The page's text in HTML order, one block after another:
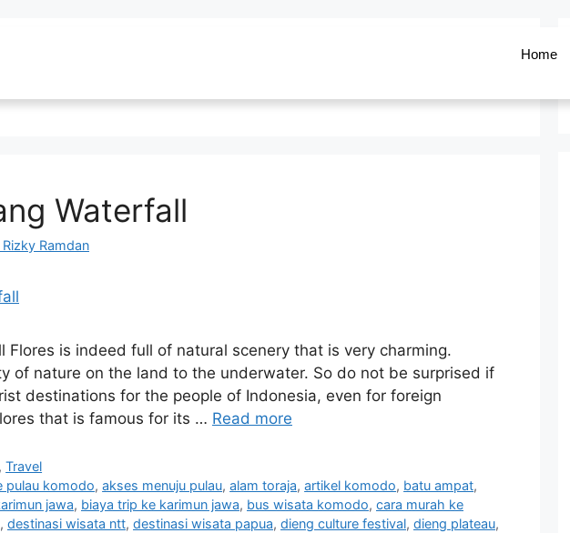
Home
Waterfall
Ramdan
Flores is indeed full of natural scenery that is very charming.
of nature on the land to the underwater. So do not be surprised if
destinations for the people of Indonesia, even for foreign
that is famous for its … Read more
,Travel
pulau komodo,akses menuju pulau,alam toraja,artikel komodo, batu ampat,
jawa, biaya trip ke karimun jawa, bus wisata komodo, cara murah ke
, destinasi wisata ntt, destinasi wisata papua, dieng culture festival, dieng plateau,